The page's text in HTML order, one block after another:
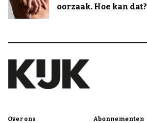
oorzaak. Hoe kan dat?
Over ons Abonnementen